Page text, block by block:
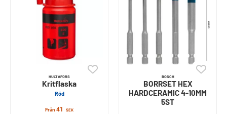
HULTAFORS
Kritflaska
Röd
Från41 SEK
BOSCH
BORRSET HEX
HARDCERAMIC 4-10MM
5ST